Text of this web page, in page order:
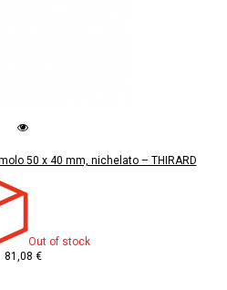
50 x 40 mm, nichelato – THIRARD
Out of stock
81,08 €